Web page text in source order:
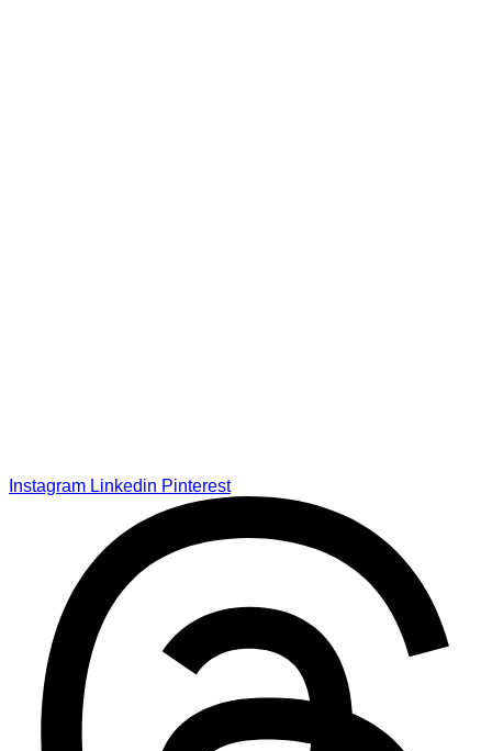
Instagram Linkedin Pinterest